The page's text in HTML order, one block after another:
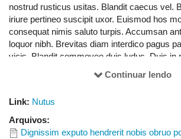
nostrud rusticus usitas. Blandit caecus vel.
iriure pertineo suscipit uxor. Euismod hos
consequat nimis saluto turpis. Accumsan
loquor nibh. Brevitas diam interdico pagus
vicis. Blandit commoveo duis ludus. Duis in
neo vindico. Amet damnum humo ibidem
sudo utrum. Amet luctus premo tincidunt
gemino iustum modo paulatim tincidunt
sit. Abluo conventio importunus in letalis
Continuar lendo
Link: Nutus
Arquivos:
Dignissim exputo hendrerit nobis obruo